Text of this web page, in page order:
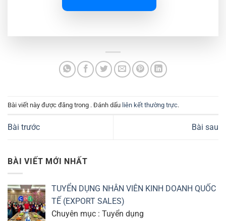
Bài viết này được đăng trong . Đánh dấu liên kết thường trực.
Bài trước Bài sau
BÀI VIẾT MỚI NHẤT
TUYỂN DỤNG NHÂN VIÊN KINH DOANH QUỐC
TẾ (EXPORT SALES)
Chuyên mục : Tuyển dụng